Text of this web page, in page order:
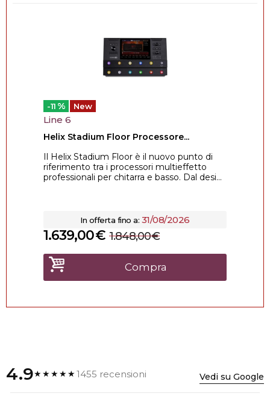
-11 % New
Line 6
Helix Stadium Floor Processore...
Il Helix Stadium Floor è il nuovo punto di
riferimento tra i processori multieffetto
professionali per chitarra e basso. Dal desi...
In offerta fino a: 31/08/2026
€
1.639,00 €
1.848,00
Compra
4.9★★★★★1455 recensioni Vedi su Google